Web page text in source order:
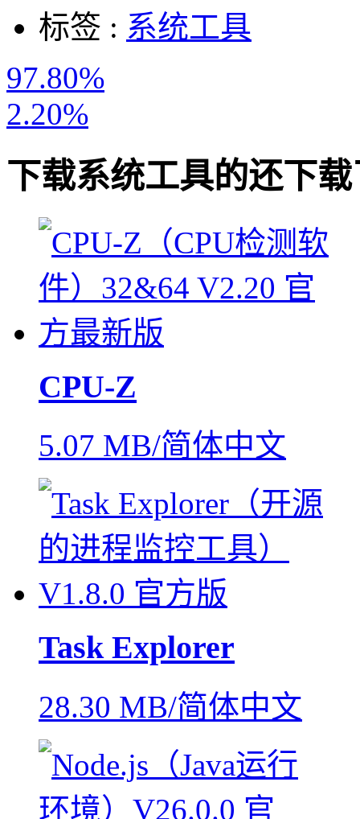
标签 : 系统工具
97.80%
2.20%
下载系统工具的还下
CPU-Z
5.07 MB/简体中文
Task Explorer
28.30 MB/简体中文